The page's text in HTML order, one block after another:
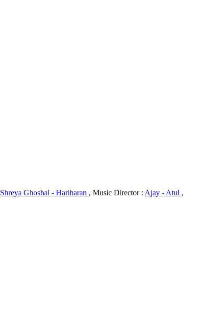
Shreya Ghoshal - Hariharan , Music Director : Ajay - Atul ,